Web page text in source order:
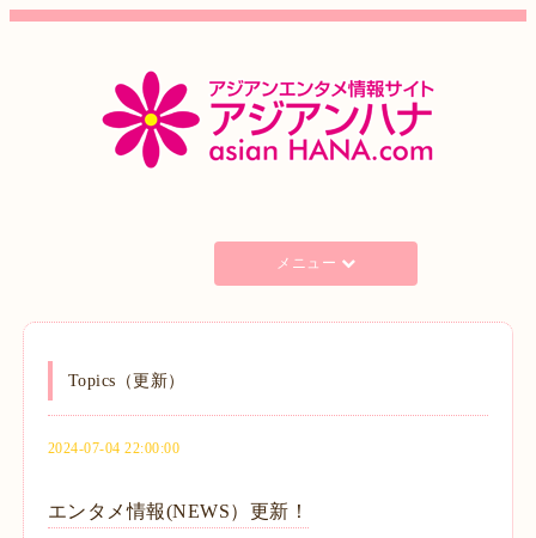
メニュー
Topics（更新）
2024-07-04 22:00:00
エンタメ情報(NEWS）更新！